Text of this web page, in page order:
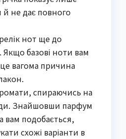
й не дає повного
нот ще до
Якщо базові ноти вам
вагома причина
спираючись на
Знайшовши парфум
вам подобається,
схожі варіанти в